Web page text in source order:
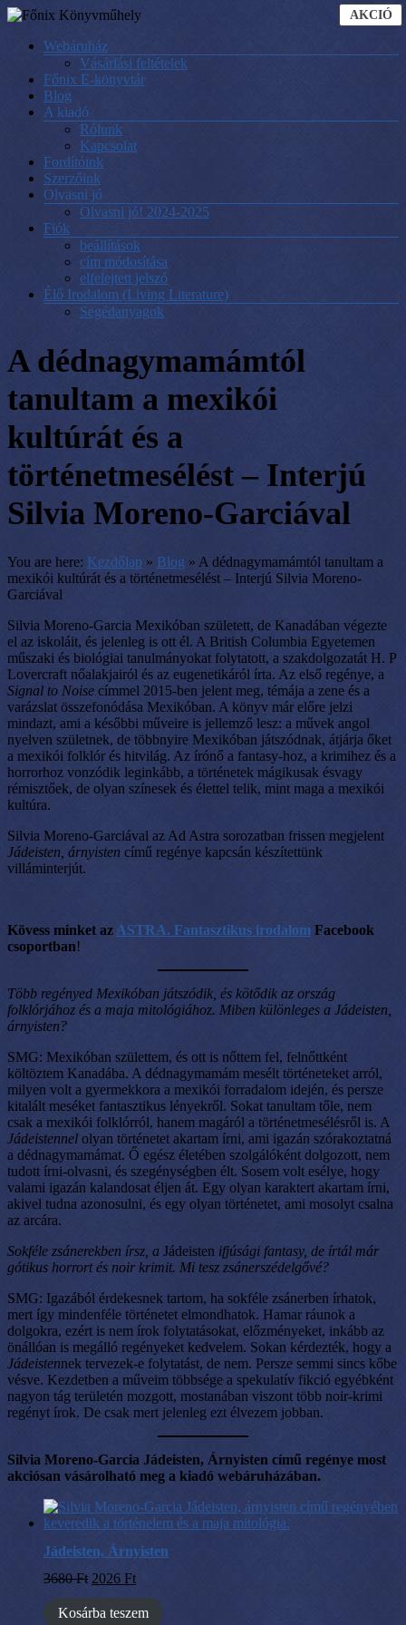
Skip
content
Könyvműhely
webáruháza
Menu
Webáruház
Vásárlási feltételek
Főnix E-könyvtár
Blog
A kiadó
Rólunk
Kapcsolat
Fordítóink
Szerzőink
Olvasni jó
Olvasni jó! 2024-2025
Fiók
beállítások
cím módosítása
elfelejtett jelszó
Élő Irodalom (Living Literature)
Segédanyagok
A dédnagymamámtól
tanultam a mexikói
kultúrát és a
történetmesélést – Interjú
Silvia Moreno-Garciával
You are here: Kezdőlap » Blog » A dédnagymamámtól tanultam a
mexikói kultúrát és a történetmesélést – Interjú Silvia Moreno-
Garciával
Silvia Moreno-Garcia Mexikóban született, de Kanadában végezte
el az iskoláit, és jelenleg is ott él. A British Columbia Egyetemen
műszaki és biológiai tanulmányokat folytatott, a szakdolgozatát H. P
Lovercraft nőalakjairól és az eugenetikáról írta. Az első regénye, a
Signal to Noise címmel 2015-ben jelent meg, témája a zene és a
varázslat összefonódása Mexikóban. A könyv már előre jelzi
mindazt, ami a későbbi műveire is jellemző lesz: a művek angol
nyelven születnek, de többnyire Mexikóban játszódnak, átjárja őket
a mexikói folklór és hitvilág. Az írónő a fantasy-hoz, a krimihez és a
horrorhoz vonzódik leginkább, a történetek mágikusak ésvagy
rémisztőek, de olyan színesek és élettel telik, mint maga a mexikói
kultúra.
Silvia Moreno-Garciával az Ad Astra sorozatban frissen megjelent
Jádeisten, árnyisten című regénye kapcsán készítettünk
villáminterjút.
Kövess minket az ASTRA. Fantasztikus irodalom Facebook
csoportban!
Több regényed Mexikóban játszódik, és kötődik az ország
folklórjához és a maja mitológiához. Miben különleges a Jádeisten,
árnyisten?
SMG: Mexikóban születtem, és ott is nőttem fel, felnőttként
költöztem Kanadába. A dédnagymamám mesélt történeteket arról,
milyen volt a gyermekkora a mexikói forradalom idején, és persze
kitalált meséket fantasztikus lényekről. Sokat tanultam tőle, nem
csak a mexikói folklórról, hanem magáról a történetmesélésről is. A
Jádeistennel olyan történetet akartam írni, ami igazán szórakoztatná
a dédnagymamámat. Ő egész életében szolgálóként dolgozott, nem
tudott írni-olvasni, és szegénységben élt. Sosem volt esélye, hogy
valami igazán kalandosat éljen át. Egy olyan karaktert akartam írni,
akivel tudna azonosulni, és egy olyan történetet, ami mosolyt csalna
az arcára.
Sokféle zsánerekben írsz, a Jádeisten ifjúsági fantasy, de írtál már
gótikus horrort és noir krimit. Mi tesz zsánerszédelgővé?
SMG: Igazából érdekesnek tartom, ha sokféle zsánerben írhatok,
mert így mindenféle történetet elmondhatok. Hamar ráunok a
dolgokra, ezért is nem írok folytatásokat, előzményeket, inkább az
önállóan is megálló regényeket kedvelem. Sokan kérdezték, hogy a
Jádeistennek tervezek-e folytatást, de nem. Persze semmi sincs kőbe
vésve. Kezdetben a műveim többsége a spekulatív fikció egyébként
nagyon tág területén mozgott, mostanában viszont több noir-krimi
regényt írok. De csak mert jelenleg ezt élvezem jobban.
Silvia Moreno-Garcia Jádeisten, Árnyisten című regénye most
akciósan vásárolható meg a kiadó webáruházában.
AKCIÓ
Jádeisten, Árnyisten
3680Ft 2026 Ft
Kosárba teszem